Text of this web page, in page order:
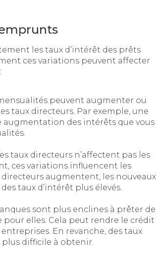
les taux d’intérêt des prêts
ces variations peuvent affecter
peuvent augmenter ou
taux directeurs. Par exemple, une
augmentation des intérêts que vous
taux directeurs n’affectent pas les
ces variations influencent les
augmentent, les nouveaux
taux d’intérêt plus élevés.
sont plus enclines à prêter de
pour elles. Cela peut rendre le crédit
En revanche, des taux
difficile à obtenir.